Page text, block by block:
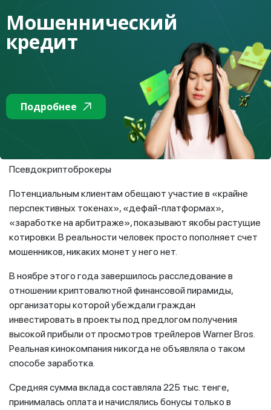
благотворительные акции в детских домах. Схема
работала через интернет-платформу, построенную
на матричной системе из шести бонусных уровней:
VIP-1 – VIP-6). Участникам якобы начисляли
выплаты в криптовалюте USDT и их их размеры
зависели от суммы вклада и количества
привлеченных по реферальным ссылкам
участников. От действий мошенников пострадали
Псевдокриптоброкеры
Потенциальным клиентам обещают участие в «крайне
перспективных токенах», «дефай-платформах»,
«заработке на арбитраже», показывают якобы растущие
котировки. В реальности человек просто пополняет счет
мошенников, никаких монет у него нет.
В ноябре этого года завершилось расследование в
отношении криптовалютной финансовой пирамиды,
организаторы которой убеждали граждан
инвестировать в проекты под предлогом получения
высокой прибыли от просмотров трейлеров Warner Bros.
Реальная кинокомпания никогда не объявляла о таком
способе заработка.
Средняя сумма вклада составляла 225 тыс. тенге,
принималась оплата и начислялись бонусы только в
Мошеннический
кредит
Подробнее